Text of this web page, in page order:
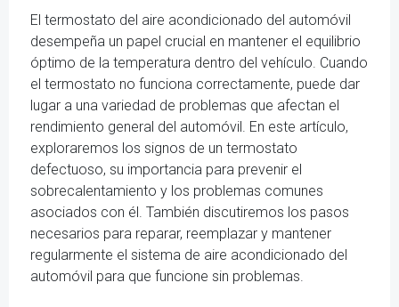
El termostato del aire acondicionado del automóvil
desempeña un papel crucial en mantener el equilibrio
óptimo de la temperatura dentro del vehículo. Cuando
el termostato no funciona correctamente, puede dar
lugar a una variedad de problemas que afectan el
rendimiento general del automóvil. En este artículo,
exploraremos los signos de un termostato
defectuoso, su importancia para prevenir el
sobrecalentamiento y los problemas comunes
asociados con él. También discutiremos los pasos
necesarios para reparar, reemplazar y mantener
regularmente el sistema de aire acondicionado del
automóvil para que funcione sin problemas.